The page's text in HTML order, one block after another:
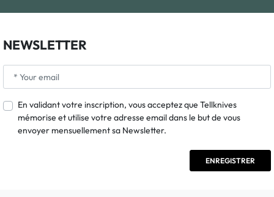
NEWSLETTER
En validant votre inscription, vous acceptez que Tellknives
mémorise et utilise votre adresse email dans le but de vous
envoyer mensuellement sa Newsletter.